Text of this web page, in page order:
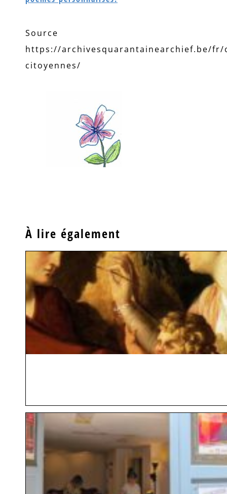
Source
https://archivesquarantainearchief.be/
citoyennes/
À lire également